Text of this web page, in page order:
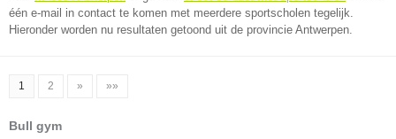
één e-mail in contact te komen met meerdere sportscholen tegelijk.
Hieronder worden nu resultaten getoond uit de provincie Antwerpen.
1 2 » »»
Bull gym